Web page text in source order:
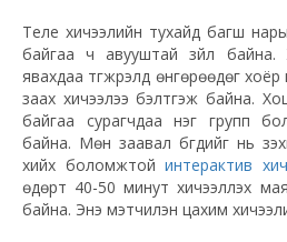
Теле хичээлийн тухайд багш
байгаа ч авууштай зүйл
явахдаа түгжрэлд өнгөрөөдөг хоёр
заах хичээлээ бэлтгэж байна.
байгаа сурагчдаа нэг групп
байна. Мөн заавал бүгдийг нь
хийх боломжтойинтерактив
өдөрт 40-50 минут хичээллэх
байна. Энэ мэтчилэн цахим